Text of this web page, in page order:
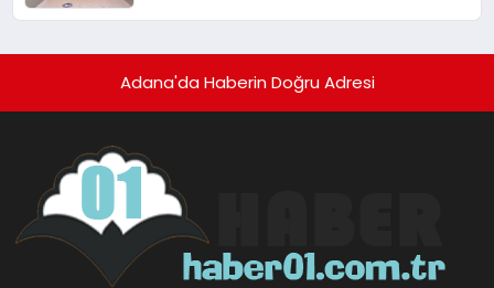
Adana'da Haberin Doğru Adresi